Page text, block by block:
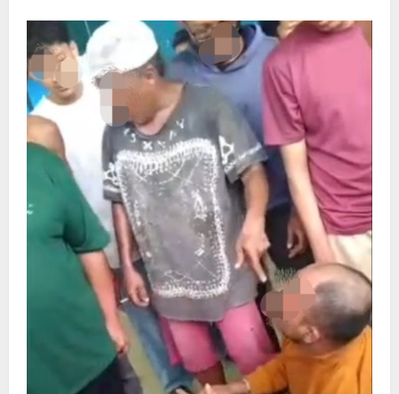
Hukum
Indonesia
Memberikan
Bantuan
dan
Perlindungan
Hukum
Kepada
Masyarakat